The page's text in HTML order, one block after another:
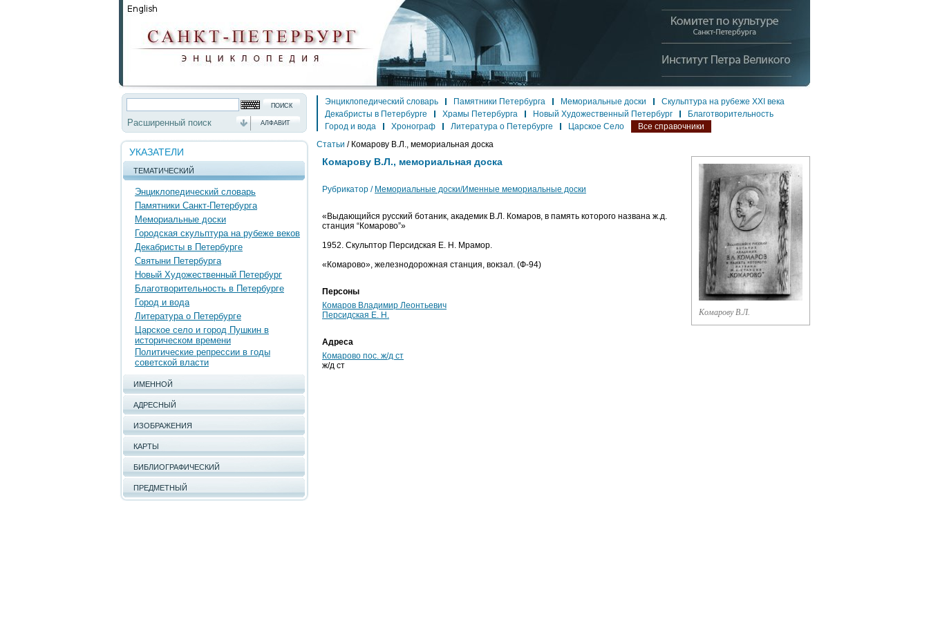
Расширенный поиск АЛФАВИТ
УКАЗАТЕЛИ
ТЕМАТИЧЕСКИЙ
Энциклопедический словарь
Памятники Санкт-Петербурга
Мемориальные доски
Городская скульптура на рубеже веков
Декабристы в Петербурге
Святыни Петербурга
Новый Художественный Петербург
Благотворительность в Петербурге
Город и вода
Литература о Петербурге
Царское село и город Пушкин в
историческом времени
Политические репрессии в годы
советской власти
ИМЕННОЙ
АДРЕСНЫЙ
ИЗОБРАЖЕНИЯ
КАРТЫ
БИБЛИОГРАФИЧЕСКИЙ
ПРЕДМЕТНЫЙ
Энциклопедический словарь Памятники Петербурга Мемориальные доски
Скульптура на рубеже XXI века
Декабристы в Петербурге
Храмы Петербурга Новый Художественный Петербург
Благотворительность
Город и вода
Хронограф Литература о Петербурге Царское Село
Все справочники
Статьи / Комарову В.Л., мемориальная доска
Комарову В.Л.
Комарову В.Л., мемориальная доска
Рубрикатор / Мемориальные доски/Именные мемориальные доски
«Выдающийся русский ботаник, академик В.Л. Комаров, в память которого названа ж.д.
станция “Комарово”»
1952. Скульптор Персидская Е. Н. Мрамор.
«Комарово», железнодорожная станция, вокзал. (Ф-94)
Персоны
Комаров Владимир Леонтьевич
Персидская Е. Н.
Адреса
Комарово пос. ж/д ст
ж/д ст